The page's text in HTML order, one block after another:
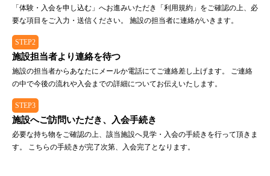
「体験・入会を申し込む」へお進みいただき「利用規約」をご確認の上、必
要な項目をご入力・送信ください。 施設の担当者に連絡がいきます。
STEP2
施設担当者より連絡を待つ
施設の担当者からあなたにメールか電話にてご連絡差し上げます。 ご連絡
の中で今後の流れや入会までの詳細についてお伝えいたします。
STEP3
施設へご訪問いただき、入会手続き
必要な持ち物をご確認の上、該当施設へ見学・入会の手続きを行って頂きま
す。 こちらの手続きが完了次第、入会完了となります。